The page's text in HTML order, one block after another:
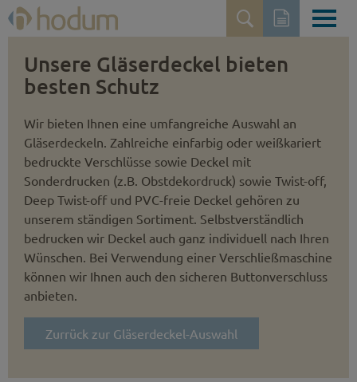
Unsere Gläserdeckel bieten
besten Schutz
Wir bieten Ihnen eine umfangreiche Auswahl an
Gläserdeckeln. Zahlreiche einfarbig oder weißkariert
bedruckte Verschlüsse sowie Deckel mit
Sonderdrucken (z.B. Obst­dekordruck) sowie Twist-off,
Deep Twist-off und PVC-freie Deckel gehören zu
unserem ständigen Sortiment. Selbstver­ständlich
bedrucken wir Deckel auch ganz individuell nach Ihren
Wünschen. Bei Verwendung einer Verschließmaschine
können wir Ihnen auch den sicheren Button­verschluss
anbieten.
Zurrück zur Gläserdeckel-Auswahl